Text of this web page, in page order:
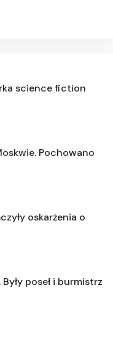
science fiction
Pochowano
oskarżenia o
poseł i burmistrz